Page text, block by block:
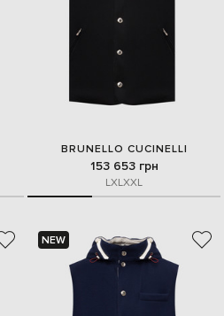
BRUNELLO CUCINELLI
153 653 грн
LXLXXL
NEW